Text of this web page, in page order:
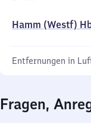
Hamm (Westf)
Entfernungen in
Fragen,